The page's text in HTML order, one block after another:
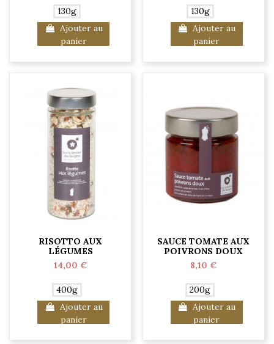
130g
Ajouter au
panier
130g
Ajouter au
panier
RISOTTO AUX
LÉGUMES
14,00 €
400g
Ajouter au
panier
SAUCE TOMATE AUX
POIVRONS DOUX
8,10 €
200g
Ajouter au
panier